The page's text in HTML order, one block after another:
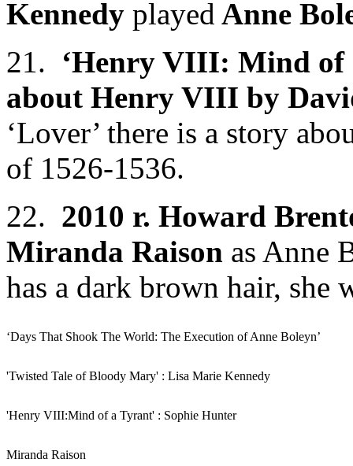
Kennedy played Anne
21. ‘Henry VIII: Mind of
about Henry VIII by
‘Lover’ there is a story
of 1526-1536.
22. 2010 r. Howard
Miranda Raison as Anne
has a dark brown hair, she
‘Days That Shook The World: The Execution of Anne Boleyn’
'Twisted Tale of Bloody Mary' : Lisa Marie Kennedy
'Henry VIII:Mind of a Tyrant' : Sophie Hunter
Miranda Raison